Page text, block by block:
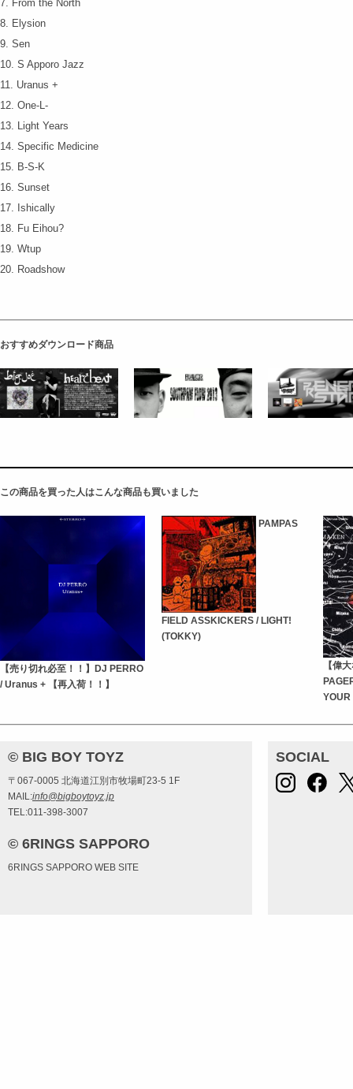
7. From the North
8. Elysion
9. Sen
10. S Apporo Jazz
11. Uranus +
12. One-L-
13. Light Years
14. Specific Medicine
15. B-S-K
16. Sunset
17. Ishically
18. Fu Eihou?
19. Wtup
20. Roadshow
おすすめダウンロード商品
この商品を買った人はこんな商品も買いました
【売り切れ必至！！】DJ PERRO
/ Uranus + 【再入荷！！】
PAMPAS
FIELD ASSKICKERS / LIGHT!
(TOKKY)
【偉
YOUR
© BIG BOY TOYZ
〒067-0005 北海道江別市牧場町23-5 1F
MAIL:info@bigboytoyz.jp
TEL:011-398-3007
© 6RINGS SAPPORO
6RINGS SAPPORO WEB SITE
SOCIAL